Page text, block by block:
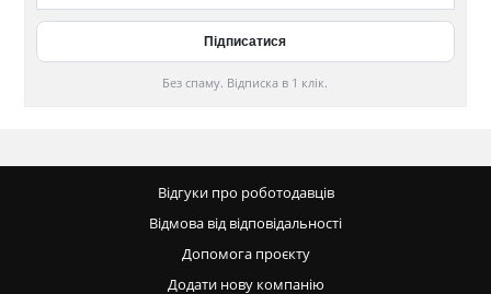
Без спаму. Відписка в 1 клік.
Відгуки про роботодавців
Відмова від відповідальності
Допомога проєкту
Додати нову компанію